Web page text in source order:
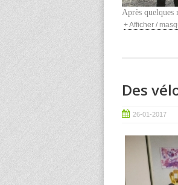
Après quelques
+ Afficher /
Des
26-01-2017